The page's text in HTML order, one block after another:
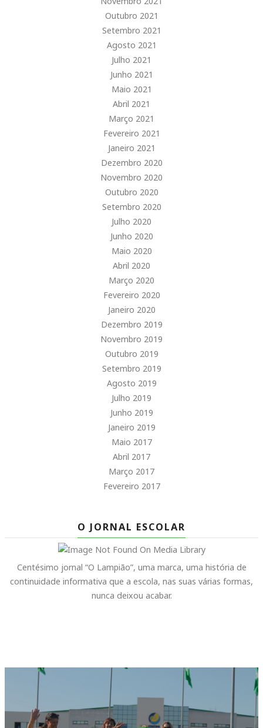
Outubro 2021
Setembro 2021
Agosto 2021
Julho 2021
Junho 2021
Maio 2021
Abril 2021
Março 2021
Fevereiro 2021
Janeiro 2021
Dezembro 2020
Novembro 2020
Outubro 2020
Setembro 2020
Julho 2020
Junho 2020
Maio 2020
Abril 2020
Março 2020
Fevereiro 2020
Janeiro 2020
Dezembro 2019
Novembro 2019
Outubro 2019
Setembro 2019
Agosto 2019
Julho 2019
Junho 2019
Janeiro 2019
Maio 2017
Abril 2017
Março 2017
Fevereiro 2017
O JORNAL ESCOLAR
Centésimo jornal “O Lampião”, uma marca, uma história de
continuidade informativa que a escola, nas suas várias formas,
nunca deixou acabar.